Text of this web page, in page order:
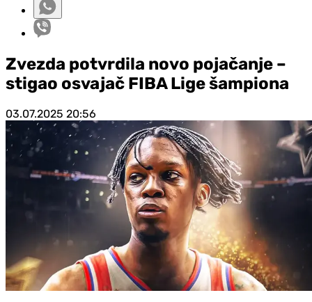
Zvezda potvrdila novo pojačanje –
stigao osvajač FIBA Lige šampiona
03.07.2025 20:56